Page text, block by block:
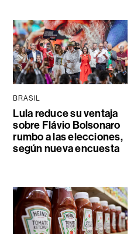
BRASIL
Lula reduce su ventaja
sobre Flávio Bolsonaro
rumbo a las elecciones,
según nueva encuesta